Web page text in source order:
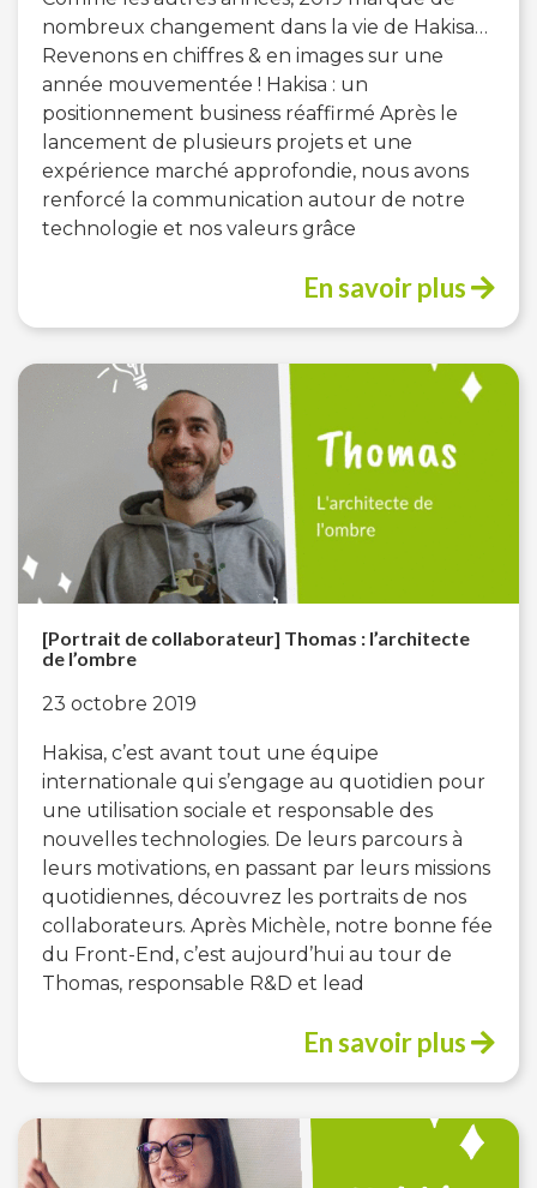
nombreux changement dans la vie de Hakisa…
Revenons en chiffres & en images sur une
année mouvementée ! Hakisa : un
positionnement business réaffirmé Après le
lancement de plusieurs projets et une
expérience marché approfondie, nous avons
renforcé la communication autour de notre
technologie et nos valeurs grâce
En savoir plus
[Portrait de collaborateur] Thomas : l’architecte
de l’ombre
23 octobre 2019
Hakisa, c’est avant tout une équipe
internationale qui s’engage au quotidien pour
une utilisation sociale et responsable des
nouvelles technologies. De leurs parcours à
leurs motivations, en passant par leurs missions
quotidiennes, découvrez les portraits de nos
collaborateurs. Après Michèle, notre bonne fée
du Front-End, c’est aujourd’hui au tour de
Thomas, responsable R&D et lead
En savoir plus